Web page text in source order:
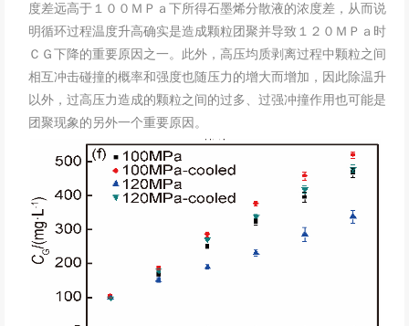
度差远高于１００ＭＰａ下所得石墨烯分散液的浓度差，从而说
明循环过程温度升高确实是造成颗粒团聚并导致１２０ＭＰａ时
ＣＧ下降的重要原因之一。此外，高压均质剥离过程中颗粒之间
相互冲击碰撞的概率和强度也随压力的增大而增加，因此除温升
以外，过高压力造成的颗粒之间的过多、过强冲撞作用也可能是
团聚现象的另外一个重要原因。